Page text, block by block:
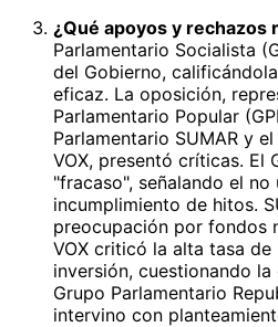
¿Qué apoyos y rechazos
Parlamentario Socialista
del Gobierno,
eficaz. La oposición,
Parlamentario Popular
Parlamentario SUMAR y
VOX, presentó críticas. El
"fracaso", señalando el
incumplimiento de hitos.
preocupación por fondos
VOX criticó la alta tasa
inversión, cuestionando
Grupo Parlamentario
intervino con